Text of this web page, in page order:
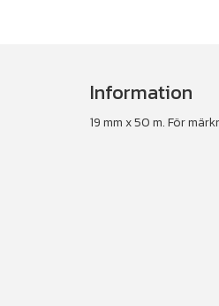
Information
19 mm x 50 m. För